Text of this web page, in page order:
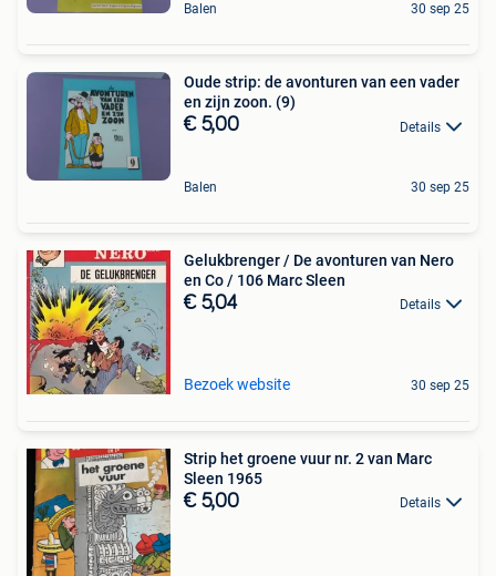
Balen 30 sep 25
Oude strip: de avonturen van een vader
en zijn zoon. (9)
€ 5,00 Details
Balen 30 sep 25
Gelukbrenger / De avonturen van Nero
en Co / 106 Marc Sleen
€ 5,04 Details
Bezoek website 30 sep 25
Strip het groene vuur nr. 2 van Marc
Sleen 1965
€ 5,00 Details